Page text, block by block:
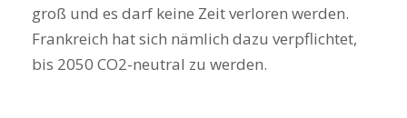
groß und es darf keine Zeit verloren werden.
Frankreich hat sich nämlich dazu verpflichtet,
bis 2050 CO2-neutral zu werden.